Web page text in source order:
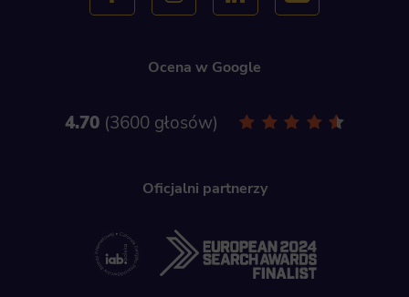
Ocena w Google
4.70 3600 głosów
Oficjalni partnerzy